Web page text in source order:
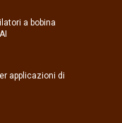
a bobina
applicazioni di